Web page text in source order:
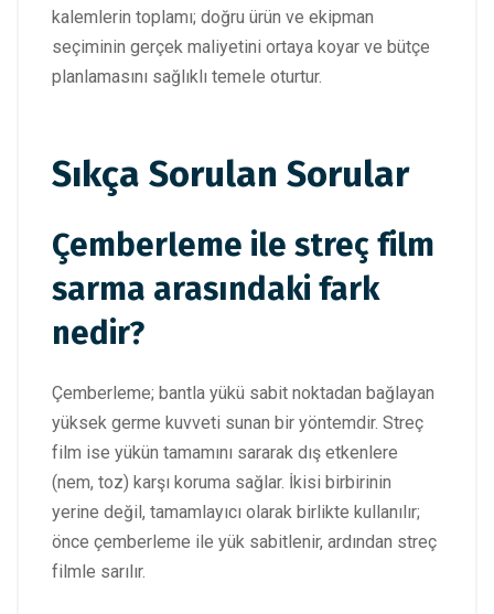
kalemlerin toplamı; doğru ürün ve ekipman
seçiminin gerçek maliyetini ortaya koyar ve bütçe
planlamasını sağlıklı temele oturtur.
Sıkça Sorulan Sorular
Çemberleme ile streç film
sarma arasındaki fark
nedir?
Çemberleme; bantla yükü sabit noktadan bağlayan
yüksek germe kuvveti sunan bir yöntemdir. Streç
film ise yükün tamamını sararak dış etkenlere
(nem, toz) karşı koruma sağlar. İkisi birbirinin
yerine değil, tamamlayıcı olarak birlikte kullanılır;
önce çemberleme ile yük sabitlenir, ardından streç
filmle sarılır.